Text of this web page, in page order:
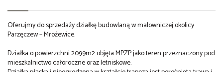
Oferujmy do sprzedaży działkę budowlaną w malowniczej okolicy
Parzęczew – Mrożewice.
Działka o powierzchni 2099m2 objęta MPZP jako teren przeznaczony pod
mieszkalnictwo całoroczne oraz letniskowe.